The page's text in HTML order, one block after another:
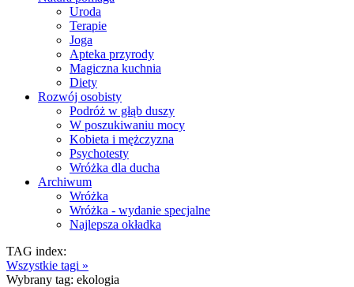
Uroda
Terapie
Joga
Apteka przyrody
Magiczna kuchnia
Diety
Rozwój osobisty
Podróż w głąb duszy
W poszukiwaniu mocy
Kobieta i mężczyzna
Psychotesty
Wróżka dla ducha
Archiwum
Wróżka
Wróżka - wydanie specjalne
Najlepsza okładka
TAG index:
Wszystkie tagi »
Wybrany tag: ekologia